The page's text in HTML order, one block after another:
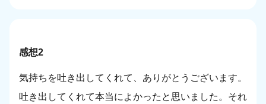
感想2
気持ちを吐き出してくれて、ありがとうございます。
吐き出してくれて本当によかったと思いました。それ